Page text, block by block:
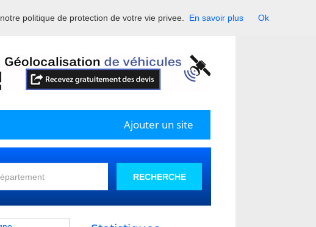
en France.
Ajouter un site
RECHERCHE
politique de protection de votre vie privee. En savoir plus Ok